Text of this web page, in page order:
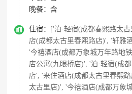
晚餐： 含
 住宿：
['泊·轻宿(成都春熙路太
店(成都太古里春熙路店)', '轩雅
'今禧酒店(成都万象城万年路地
店公寓(九眼桥店)', '泊·轻宿(成
店', '来住酒店(成都太古里春熙
太古里店)', '今禧酒店(成都万象